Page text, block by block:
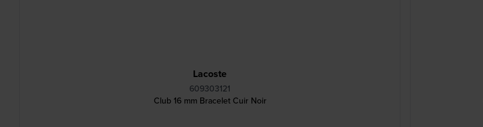
Lacoste
609303121
Club 16 mm Bracelet Cuir Noir